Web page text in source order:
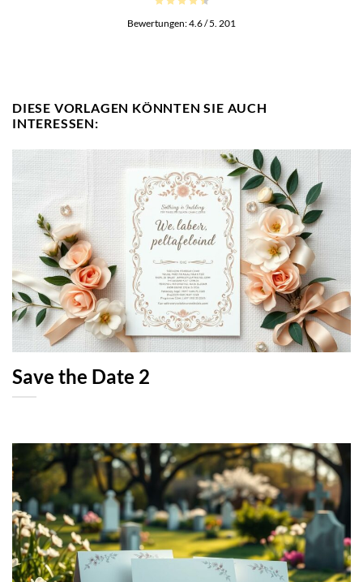
Bewertungen:4.6/ 5. 201
DIESE VORLAGEN KÖNNTEN SIE AUCH
INTERESSEN:
Save the Date 2